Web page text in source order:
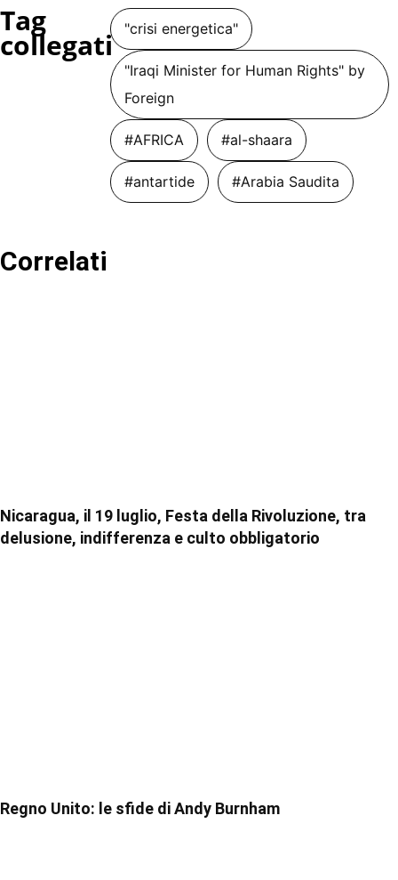
Tag
collegati "crisi energetica"
"Iraqi Minister for Human Rights" by
Foreign
#AFRICA #al-shaara
#antartide #Arabia Saudita
Correlati
Nicaragua, il 19 luglio, Festa della Rivoluzione, tra
delusione, indifferenza e culto obbligatorio
Regno Unito: le sfide di Andy Burnham